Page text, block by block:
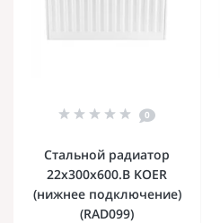
0
Стальной радиатор
22х300х600.B KOER
(нижнее подключение)
(RAD099)